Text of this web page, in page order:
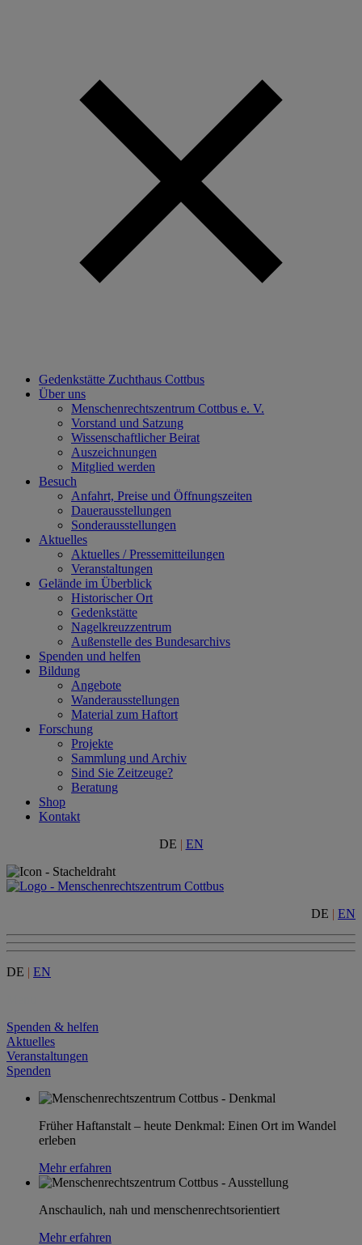
Gedenkstätte Zuchthaus Cottbus
Über uns
Menschenrechtszentrum Cottbus e. V.
Vorstand und Satzung
Wissenschaftlicher Beirat
Auszeichnungen
Mitglied werden
Besuch
Anfahrt, Preise und Öffnungszeiten
Dauerausstellungen
Sonderausstellungen
Aktuelles
Aktuelles / Pressemitteilungen
Veranstaltungen
Gelände im Überblick
Historischer Ort
Gedenkstätte
Nagelkreuzzentrum
Außenstelle des Bundesarchivs
Spenden und helfen
Bildung
Angebote
Wanderausstellungen
Material zum Haftort
Forschung
Projekte
Sammlung und Archiv
Sind Sie Zeitzeuge?
Beratung
Shop
Kontakt
DE | EN
DE | EN
DE | EN
Spenden & helfen
Aktuelles
Veranstaltungen
Spenden
Früher Haftanstalt – heute Denkmal: Einen Ort im Wandel
erleben
Mehr erfahren
Anschaulich, nah und menschenrechtsorientiert
Mehr erfahren